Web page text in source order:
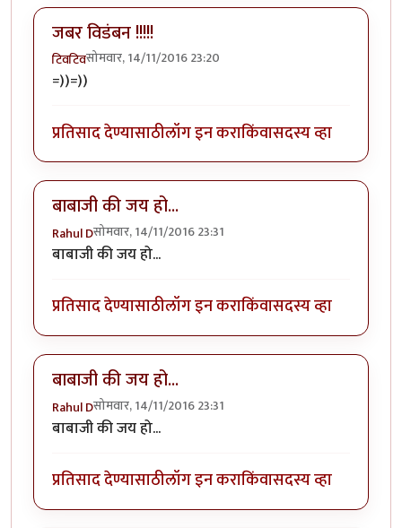
जबर विडंबन !!!!!
टिवटिवसोमवार, 14/11/2016 23:20
=))=))
प्रतिसाद देण्यासाठीलॉग इन कराकिंवासदस्य व्हा
बाबाजी की जय हो...
Rahul Dसोमवार, 14/11/2016 23:31
बाबाजी की जय हो...
प्रतिसाद देण्यासाठीलॉग इन कराकिंवासदस्य व्हा
बाबाजी की जय हो...
Rahul Dसोमवार, 14/11/2016 23:31
बाबाजी की जय हो...
प्रतिसाद देण्यासाठीलॉग इन कराकिंवासदस्य व्हा